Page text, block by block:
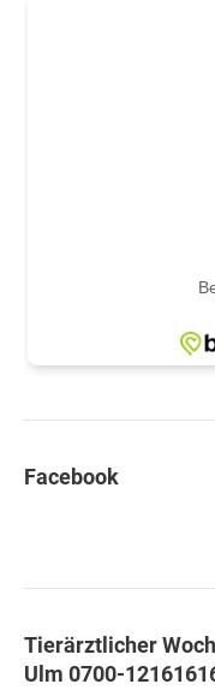
Facebook
Tierärztlicher
Ulm 0700-